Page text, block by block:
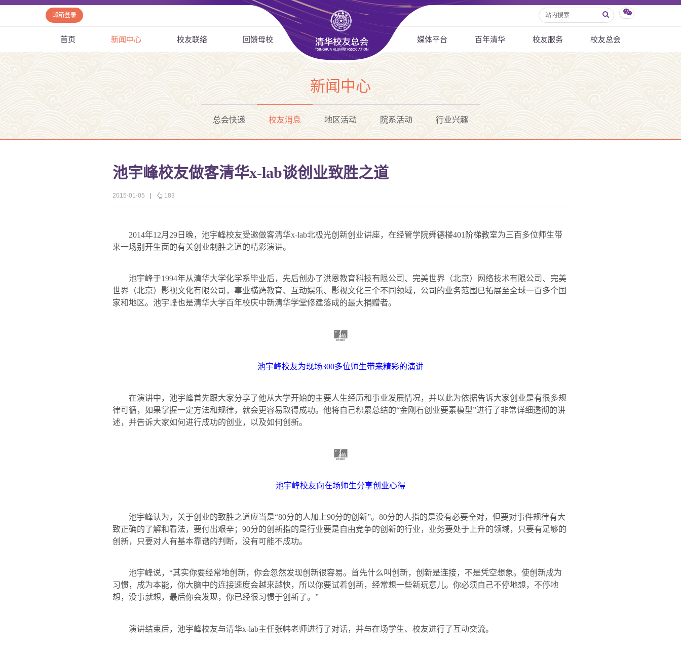
邮箱登录
首页 新闻中心 校友联络 回馈母校 媒体平台 百年清华 校友服务 校友总会
新闻中心
总会快递 校友消息 地区活动 院系活动 行业兴趣
池宇峰校友做客清华x-lab谈创业致胜之道
2015-01-05 183
2014年12月 29 日晚，池宇峰校友受邀做客清华x-lab北极光创新创业讲座，在经管学院舜德楼401 阶梯教室为三百多位师生带
来一场别开生面的有关创业制胜之道的精彩演讲。
池宇峰于1994年从清华大学化学系毕业后，先后创办了洪恩教育科技有限公司、完美世界（北京）网络技术有限公司、完美
世界（北京）影视文化有限公司，事业横跨教育、互动娱乐、影视文化三个不同领域，公司的业务范围已拓展至全球一百多个国
家和地区。池宇峰也是清华大学百年校庆中新清华学堂修建落成的最大捐赠者。
池宇峰校友为现场300多位师生带来精彩的演讲
在演讲中，池宇峰首先跟大家分享了他从大学开始的主要人生经历和事业发展情况，并以此为依据告诉大家创业是有很多规
律可循，如果掌握一定方法和规律，就会更容易取得成功。他将自己积累总结的“金刚石创业要素模型”进行了非常详细透彻的讲
述，并告诉大家如何进行成功的创业，以及如何创新。
池宇峰校友向在场师生分享创业心得
池宇峰认为，关于创业的致胜之道应当是“80分的人加上90分的创新”。 80分的人指的是没有必要全对，但要对事件规律有大
致正确的了解和看法，要付出艰辛； 90分的创新指的是行业要是自由竞争的创新的行业，业务要处于上升的领域，只要有足够的
创新，只要对人有基本靠谱的判断，没有可能不成功。
池宇峰说，“其实你要经常地创新，你会忽然发现创新很容易。首先什么叫创新，创新是连接，不是凭空想象。使创新成为
习惯，成为本能，你大脑中的连接速度会越来越快，所以你要试着创新，经常想一些新玩意儿。你必须自己不停地想，不停地
想，没事就想，最后你会发现，你已经很习惯于创新了。”
演讲结束后，池宇峰校友与清华x-lab主任张帏老师进行了对话，并与在场学生、校友进行了互动交流。